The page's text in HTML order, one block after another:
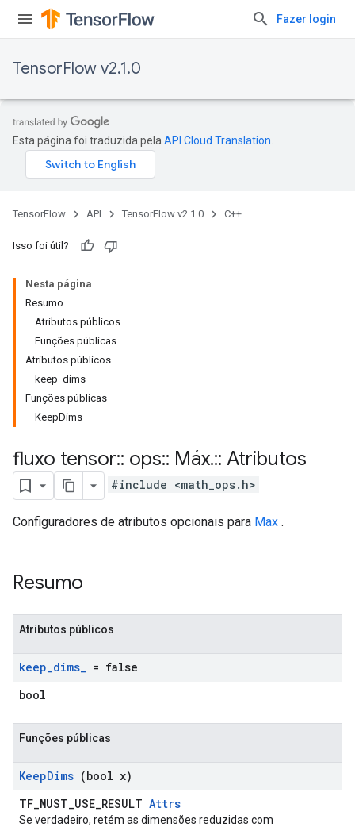
Fazer login
TensorFlow v2.1.0
Esta página foi traduzida pela API Cloud Translation
TensorFlow API TensorFlow v2.1.0 C++
Isso foi útil?
Nesta página
Resumo
Atributos públicos
Funções públicas
Atributos públicos
keep_dims_
Funções públicas
KeepDims
fluxo tensor:: ops:: Máx.:: Atributos
#include <math_ops.h>
Configuradores de atributos opcionais para Max .
Resumo
Atributos públicos
keep_dims_ = false
bool
Funções públicas
KeepDims (bool x)
TF_MUST_USE_RESULT Attrs
Se verdadeiro, retém as dimensões reduzidas com